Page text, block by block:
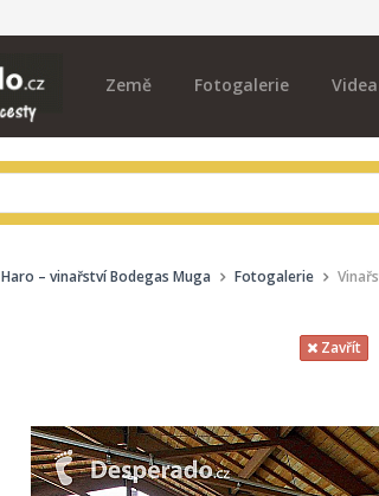
Země Fotogalerie Videa
Haro – vinařství Bodegas Muga Fotogalerie
Zavřít